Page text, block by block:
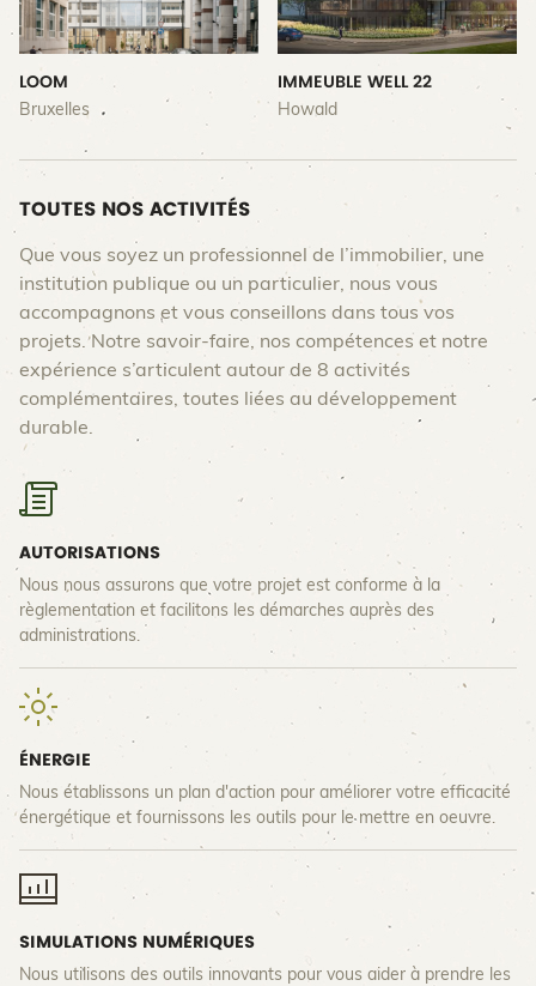
LOOM
Bruxelles
IMMEUBLE WELL 22
Howald
TOUTES NOS ACTIVITÉS
Que vous soyez un professionnel de l’immobilier, une
institution publique ou un particulier, nous vous
accompagnons et vous conseillons dans tous vos
projets. Notre savoir-faire, nos compétences et notre
expérience s’articulent autour de 8 activités
complémentaires, toutes liées au développement
durable.
AUTORISATIONS
Nous nous assurons que votre projet est conforme à la
règlementation et facilitons les démarches auprès des
administrations.
ÉNERGIE
Nous établissons un plan d'action pour améliorer votre efficacité
énergétique et fournissons les outils pour le mettre en oeuvre.
SIMULATIONS NUMÉRIQUES
Nous utilisons des outils innovants pour vous aider à prendre les